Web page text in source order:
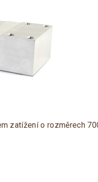
zatížení o rozměrech